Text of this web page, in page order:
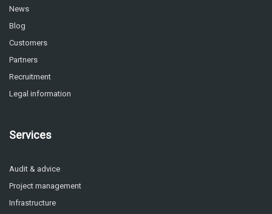
News
Blog
Customers
Partners
Recruitment
Legal information
Services
Audit & advice
Project management
Infrastructure